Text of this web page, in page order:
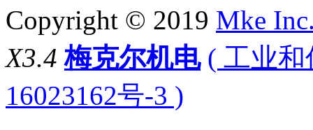
Copyright © 2019 Mke
X3.4 梅克尔机电 ( 工业和
16023162号-3 )